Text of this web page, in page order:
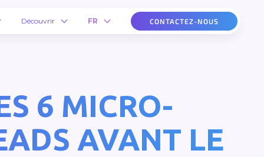
Découvrir FR CONTACTEZ-NOUS
6 MICRO-
AVANT LE